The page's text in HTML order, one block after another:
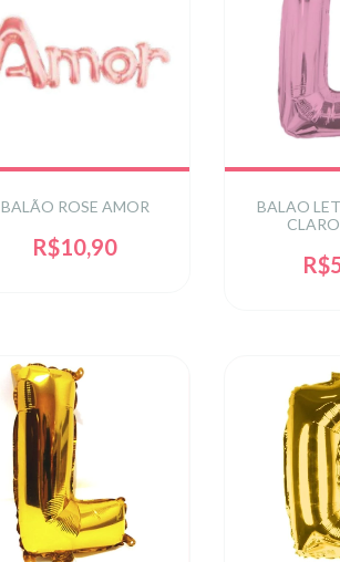
BALÃO ROSE AMOR
R$10,90
BALAO